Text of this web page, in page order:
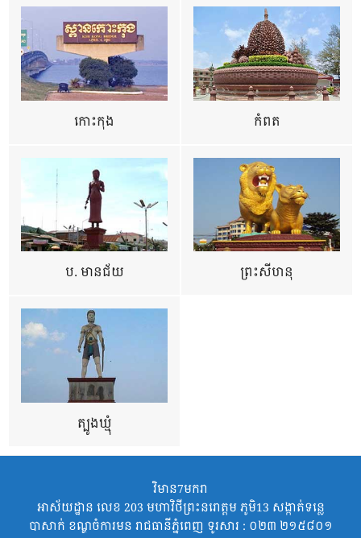
កោះកុង កំពត
ប. មានជ័យ ព្រះសីហនុ
ត្បូងឃ្មុំ
វិមាន7មករា
អាស័យដ្ឋាន លេខ 203 មហាវិថីព្រះនរោត្តម ភូមិ13 សង្កាត់ទន្លេ
បាសាក់ ខណ្ឌចំការមន រាជធានីភ្នំពេញ ទូរសារ : ០២៣ ២១៥៨០១